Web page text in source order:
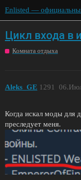
Enlisted —
Цикл входа в
Комната отдыха
Aleks_GE 1291
Когда искал моды для
преследует меня.